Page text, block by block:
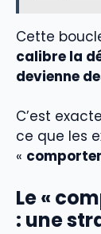
Cette
calibre la
devienne
C’est
ce que les
«
Le «
: une